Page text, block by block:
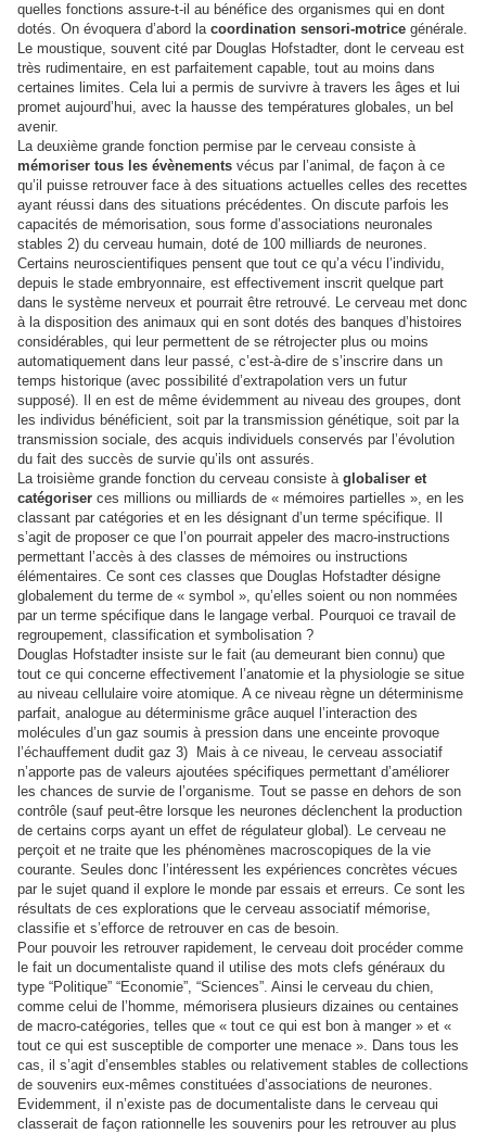
quelles fonctions assure-t-il au bénéfice des organismes qui en dont
dotés. On évoquera d’abord la coordination sensori-motrice générale.
Le moustique, souvent cité par Douglas Hofstadter, dont le cerveau est
très rudimentaire, en est parfaitement capable, tout au moins dans
certaines limites. Cela lui a permis de survivre à travers les âges et lui
promet aujourd’hui, avec la hausse des températures globales, un bel
avenir.
La deuxième grande fonction permise par le cerveau consiste à
mémoriser tous les évènements vécus par l’animal, de façon à ce
qu’il puisse retrouver face à des situations actuelles celles des recettes
ayant réussi dans des situations précédentes. On discute parfois les
capacités de mémorisation, sous forme d’associations neuronales
stables 2) du cerveau humain, doté de 100 milliards de neurones.
Certains neuroscientifiques pensent que tout ce qu’a vécu l’individu,
depuis le stade embryonnaire, est effectivement inscrit quelque part
dans le système nerveux et pourrait être retrouvé. Le cerveau met donc
à la disposition des animaux qui en sont dotés des banques d’histoires
considérables, qui leur permettent de se rétrojecter plus ou moins
automatiquement dans leur passé, c’est-à-dire de s’inscrire dans un
temps historique (avec possibilité d’extrapolation vers un futur
supposé). Il en est de même évidemment au niveau des groupes, dont
les individus bénéficient, soit par la transmission génétique, soit par la
transmission sociale, des acquis individuels conservés par l’évolution
du fait des succès de survie qu’ils ont assurés.
La troisième grande fonction du cerveau consiste à globaliser et
catégoriser ces millions ou milliards de « mémoires partielles », en les
classant par catégories et en les désignant d’un terme spécifique. Il
s’agit de proposer ce que l’on pourrait appeler des macro-instructions
permettant l’accès à des classes de mémoires ou instructions
élémentaires. Ce sont ces classes que Douglas Hofstadter désigne
globalement du terme de « symbol », qu’elles soient ou non nommées
par un terme spécifique dans le langage verbal. Pourquoi ce travail de
regroupement, classification et symbolisation ?
Douglas Hofstadter insiste sur le fait (au demeurant bien connu) que
tout ce qui concerne effectivement l’anatomie et la physiologie se situe
au niveau cellulaire voire atomique. A ce niveau règne un déterminisme
parfait, analogue au déterminisme grâce auquel l’interaction des
molécules d’un gaz soumis à pression dans une enceinte provoque
l’échauffement dudit gaz 3) Mais à ce niveau, le cerveau associatif
n’apporte pas de valeurs ajoutées spécifiques permettant d’améliorer
les chances de survie de l’organisme. Tout se passe en dehors de son
contrôle (sauf peut-être lorsque les neurones déclenchent la production
de certains corps ayant un effet de régulateur global). Le cerveau ne
perçoit et ne traite que les phénomènes macroscopiques de la vie
courante. Seules donc l’intéressent les expériences concrètes vécues
par le sujet quand il explore le monde par essais et erreurs. Ce sont les
résultats de ces explorations que le cerveau associatif mémorise,
classifie et s’efforce de retrouver en cas de besoin.
Pour pouvoir les retrouver rapidement, le cerveau doit procéder comme
le fait un documentaliste quand il utilise des mots clefs généraux du
type “Politique” “Economie”, “Sciences”. Ainsi le cerveau du chien,
comme celui de l’homme, mémorisera plusieurs dizaines ou centaines
de macro-catégories, telles que « tout ce qui est bon à manger » et «
tout ce qui est susceptible de comporter une menace ». Dans tous les
cas, il s’agit d’ensembles stables ou relativement stables de collections
de souvenirs eux-mêmes constituées d’associations de neurones.
Evidemment, il n’existe pas de documentaliste dans le cerveau qui
classerait de façon rationnelle les souvenirs pour les retrouver au plus